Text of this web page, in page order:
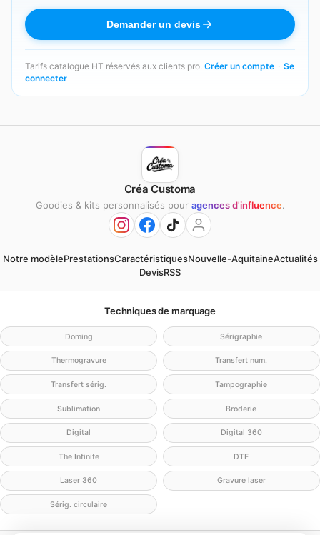
Demander un devis
Tarifs catalogue HT réservés aux clients pro. Créer un compte · Se
connecter
Créa Customa
Goodies & kits personnalisés pour agences d'influence.
Notre modèlePrestationsCaractéristiquesNouvelle-AquitaineActualités
DevisRSS
Techniques de marquage
Doming Sérigraphie
Thermogravure Transfert num.
Transfert sérig. Tampographie
Sublimation Broderie
Digital Digital 360
The Infinite DTF
Laser 360 Gravure laser
Sérig. circulaire